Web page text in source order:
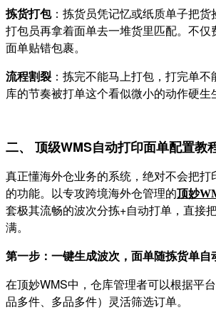
拣货打包：拣货员凭记忆或纸质单子把货
打包员再拿着面单去一堆货里匹配。不
面单贴错包裹。
流程割裂 ：拣完不能马上打包，打完单
库的节奏被打单这个看似微小的动作硬生
二、 顶级WMS自动打印面单配置教
真正懂海外仓业务的系统，绝对不会把打
的功能。以专攻跨境海外仓管理的顶妙
套极其流畅的波次分拣+自动打单，直接
满。
第一步：一键生成波次，面单随拣货单自
在顶妙WMS中，仓库管理者可以根据平
品多件、多品多件）灵活筛选订单。